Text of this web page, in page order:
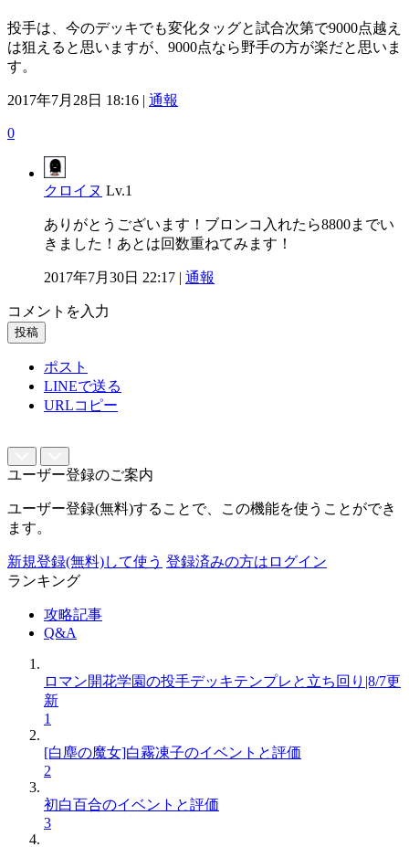
投手は、今のデッキでも変化タッグと試合次第で9000点越え
は狙えると思いますが、9000点なら野手の方が楽だと思いま
す。
2017年7月28日 18:16 | 通報
0
クロイヌ Lv.1
ありがとうございます！ブロンコ入れたら8800までい
きました！あとは回数重ねてみます！
2017年7月30日 22:17 | 通報
コメントを入力
投稿
ポスト
LINEで送る
URLコピー
ユーザー登録のご案内
ユーザー登録(無料)することで、この機能を使うことができ
ます。
新規登録(無料)して使う 登録済みの方はログイン
ランキング
攻略記事
Q&A
ロマン開花学園の投手デッキテンプレと立ち回り|8/7更
新
1
[白塵の魔女]白霧凍子のイベントと評価
2
初白百合のイベントと評価
3